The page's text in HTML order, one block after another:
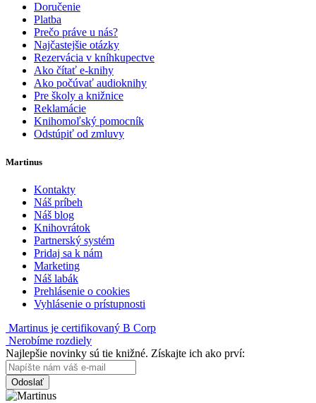
Doručenie
Platba
Prečo práve u nás?
Najčastejšie otázky
Rezervácia v kníhkupectve
Ako čítať e-knihy
Ako počúvať audioknihy
Pre školy a knižnice
Reklamácie
Knihomoľský pomocník
Odstúpiť od zmluvy
Martinus
Kontakty
Náš príbeh
Náš blog
Knihovrátok
Partnerský systém
Pridaj sa k nám
Marketing
Náš labák
Prehlásenie o cookies
Vyhlásenie o prístupnosti
Martinus je certifikovaný B Corp
Nerobíme rozdiely
Najlepšie novinky sú tie knižné. Získajte ich ako prví:
Odoslať